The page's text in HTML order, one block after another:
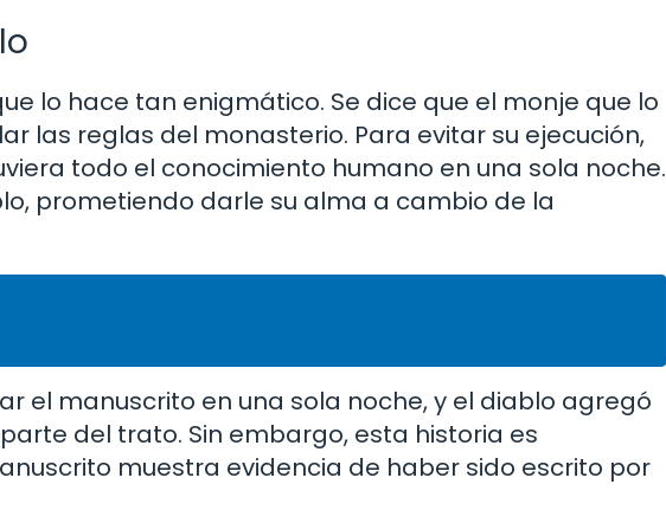
lo hace tan enigmático. Se dice que el monje que lo
las reglas del monasterio. Para evitar su ejecución,
todo el conocimiento humano en una sola noche.
prometiendo darle su alma a cambio de la
el manuscrito en una sola noche, y el diablo agregó
del trato. Sin embargo, esta historia es
muestra evidencia de haber sido escrito por